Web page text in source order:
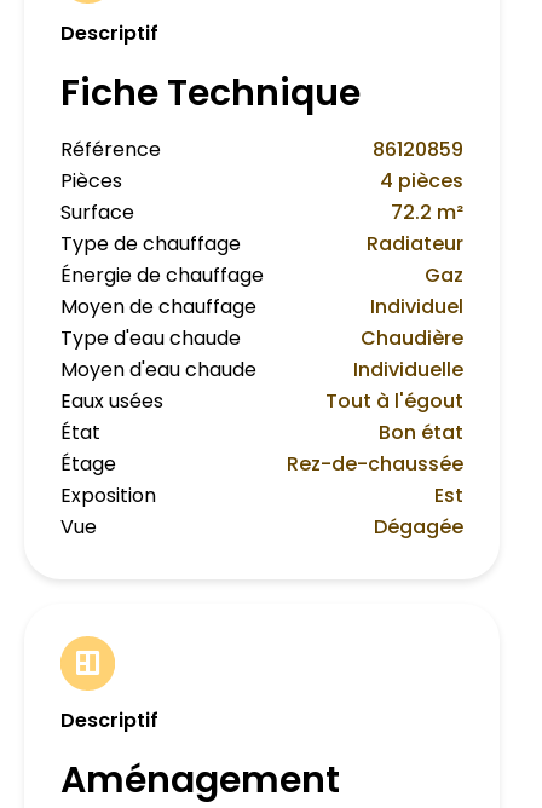
Descriptif
Fiche Technique
Référence
86120859
Pièces
4 pièces
Surface
72.2 m²
Type de chauffage
Radiateur
Énergie de chauffage
Gaz
Moyen de chauffage
Individuel
Type d'eau chaude
Chaudière
Moyen d'eau chaude
Individuelle
Eaux usées
Tout à l'égout
État
Bon état
Étage
Rez-de-chaussée
Exposition
Est
Vue
Dégagée
Descriptif
Aménagement